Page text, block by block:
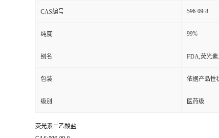
CAS编号 596-09-8
纯度 99%
别名 FDA,荧光
包装 依据产品性
级别 医药级
荧光素二乙酸盐